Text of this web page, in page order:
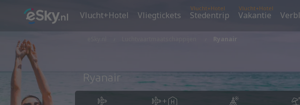
Vlucht+Hotel Vliegtickets
Vlucht+Hotel
Stedentrip
Vlucht+Hotel
Vakantie
Ryanair